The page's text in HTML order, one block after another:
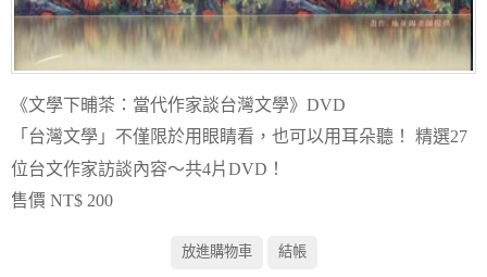
《文學下晡茶：當代作家談台灣文學》DVD
「台灣文學」不僅限於用眼睛看，也可以用耳朵聽！ 精選27
位台文作家訪談內容～共4片DVD！
售價 NT$ 200